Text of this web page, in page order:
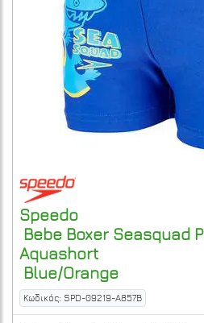
Speedo
Bebe Boxer Seasquad
Aquashort
Blue/Orange
Κωδικός: SPD-09219-A857B